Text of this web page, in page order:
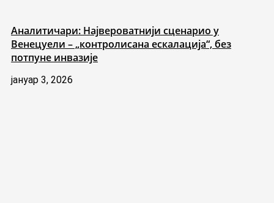
Аналитичари: Највероватнији сценарио у
Венецуели – „контролисана ескалација“, без
потпуне инвазије
јануар 3, 2026